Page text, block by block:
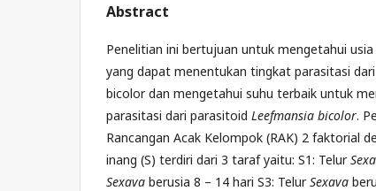
Abstract
Penelitian ini bertujuan untuk mengetahui
yang dapat menentukan tingkat parasitasi
bicolor dan mengetahui suhu terbaik untuk
parasitasi dari parasitoid Leefmansia bicolor.
Rancangan Acak Kelompok (RAK) 2 faktorial
inang (S) terdiri dari 3 taraf yaitu: S1: Telur
Sexava berusia 8 – 14 hari S3: TelurSexava